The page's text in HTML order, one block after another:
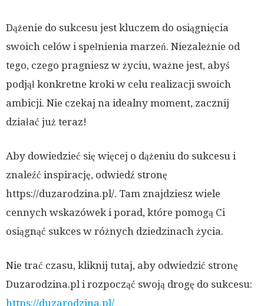
Dążenie do sukcesu jest kluczem do osiągnięcia
swoich celów i spełnienia marzeń. Niezależnie od
tego, czego pragniesz w życiu, ważne jest, abyś
podjął konkretne kroki w celu realizacji swoich
ambicji. Nie czekaj na idealny moment, zacznij
działać już teraz!
Aby dowiedzieć się więcej o dążeniu do sukcesu i
znaleźć inspirację, odwiedź stronę
https://duzarodzina.pl/. Tam znajdziesz wiele
cennych wskazówek i porad, które pomogą Ci
osiągnąć sukces w różnych dziedzinach życia.
Nie trać czasu, kliknij tutaj, aby odwiedzić stronę
Duzarodzina.pl i rozpocząć swoją drogę do sukcesu:
https://duzarodzina.pl/